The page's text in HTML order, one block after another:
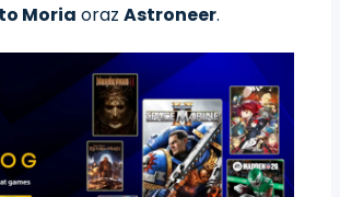
Moria oraz Astroneer.